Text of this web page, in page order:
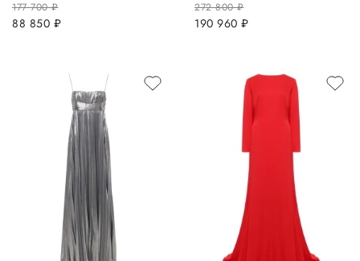
177 700руб.
88 850 руб.
272 800руб.
190 960 руб.